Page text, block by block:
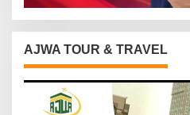
AJWA TOUR & TRAVEL